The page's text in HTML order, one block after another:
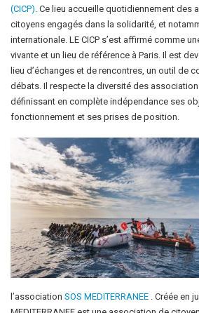
(CICP) . Ce lieu accueille quotidiennement des
citoyens engagés dans la solidarité, et
internationale. LE CICP s’est affirmé comme
vivante et un lieu de référence à Paris. Il est
lieu d’échanges et de rencontres, un outil de
débats. Il respecte la diversité des
définissant en complète indépendance ses
fonctionnement et ses prises de position.
l’association SOS MEDITERRANEE . Créée en